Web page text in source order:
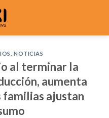
,NOTICIAS
al terminar la
aumenta
familias ajustan